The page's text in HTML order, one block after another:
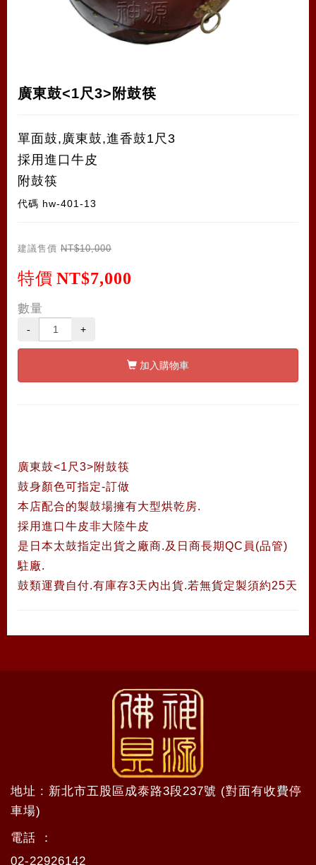
廣東鼓<1尺3>附鼓筷
單面鼓,廣東鼓,進香鼓1尺3
採用進口牛皮
附鼓筷
代碼 hw-401-13
建議售價 NT$10,000
特價 NT$7,000
數量
- +
加入購物車
廣東鼓<1尺3>附鼓筷
鼓身顏色可指定-訂做
本店配合的製鼓場擁有大型烘乾房.
採用進口牛皮非大陸牛皮
是日本太鼓指定出貨之廠商.及日商長期QC員(品管)
駐廠.
鼓類運費自付.有庫存3天內出貨.若無貨定製須約25天
地址 : 新北市五股區成泰路3段237號 (對面有收費停
車場)
電話 ：
02-22926142